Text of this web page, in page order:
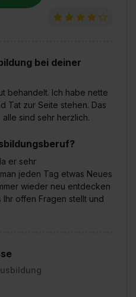
bei deiner
behandelt. Ich habe nette
Tat zur Seite stehen. Das
alle sind sehr herzlich.
er sehr
jeden Tag etwas Neues
wieder neu entdecken
offen Fragen stellt und